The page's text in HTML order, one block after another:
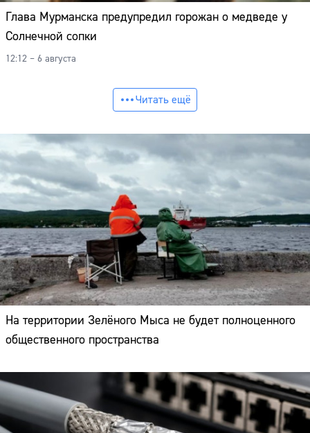
Глава Мурманска предупредил горожан о медведе у
Солнечной сопки
12:12 – 6 августа
Читать ещё
На территории Зелёного Мыса не будет полноценного
общественного пространства